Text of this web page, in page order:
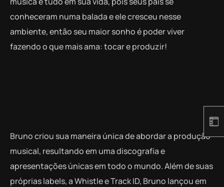
conheceram numa balada e ele cresceu nesse
ambiente, então seu maior sonho é poder viver
fazendo o que mais ama: tocar e produzir!
Bruno criou sua maneira única de abordar a produção
musical, resultando em uma discografia e
apresentações únicas em todo o mundo. Além de suas
próprias labels, a Whistle e Track ID, Bruno lançou em